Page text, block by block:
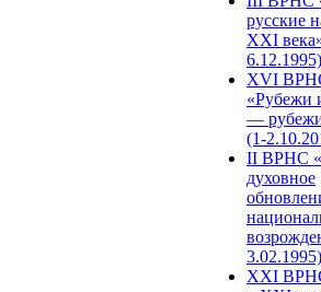
русские
XXI
6.12.1995)
XVI
«Рубежи
—
(1-
II ВРНС
духовное
3.02.1995)
XХI